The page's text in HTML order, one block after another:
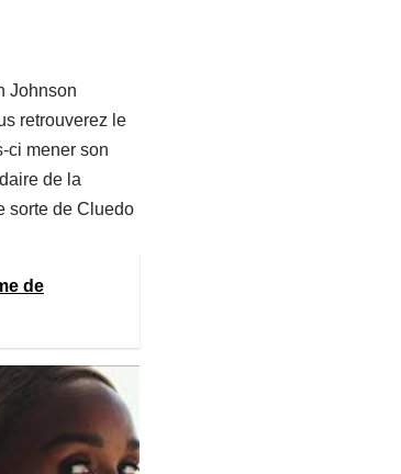
Johnson
retrouverez le
ci mener son
de la
sorte de Cluedo
de